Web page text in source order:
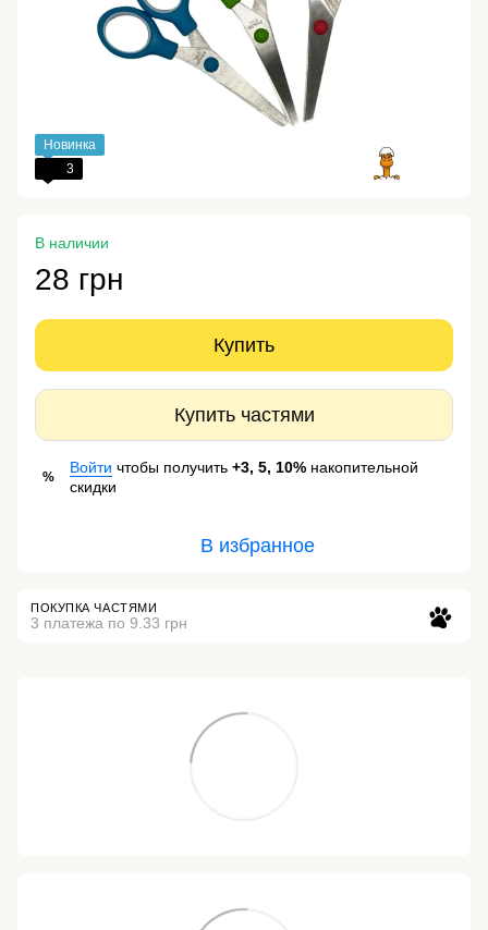
Новинка
3
В наличии
28 грн
Купить
Купить частями
%
Войти чтобы получить +3, 5, 10% накопительной
скидки
В избранное
ПОКУПКА ЧАСТЯМИ
3 платежа по 9.33 грн